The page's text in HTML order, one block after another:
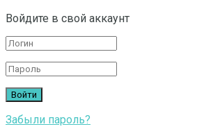
Войдите в свой аккаунт
Забыли пароль?